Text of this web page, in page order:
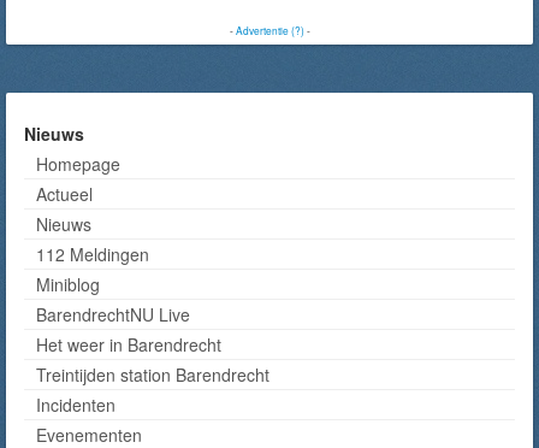
-Advertentie (?)-
Nieuws
Homepage
Actueel
Nieuws
112 Meldingen
Miniblog
BarendrechtNU Live
Het weer in Barendrecht
Treintijden station Barendrecht
Incidenten
Evenementen